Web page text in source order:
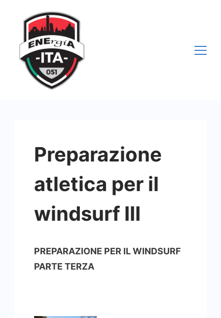
contenuto
Preparazione
atletica per il
windsurf III
PREPARAZIONE PER IL WINDSURF
PARTE TERZA